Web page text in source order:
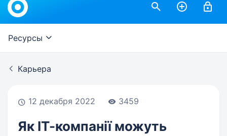
Ресурсы
Карьера
12 декабря 2022 3459
Як ІТ-компанії можуть